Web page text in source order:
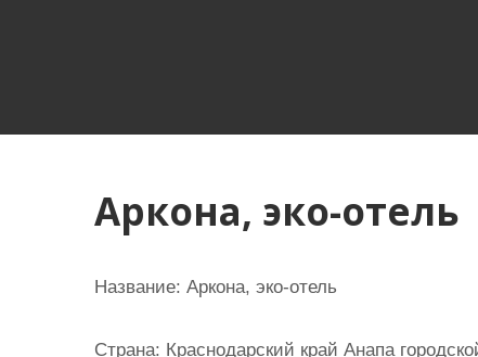
Аркона, эко-отель
Название: Аркона, эко-отель
Страна: Краснодарский край Анапа